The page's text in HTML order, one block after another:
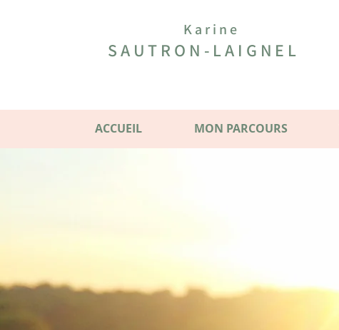
Karine
SAUTRON-LAIGNEL
ACCUEIL MON PARCOURS